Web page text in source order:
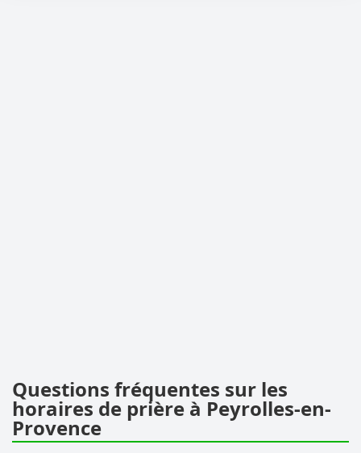
Questions fréquentes sur les
horaires de prière à Peyrolles-en-
Provence